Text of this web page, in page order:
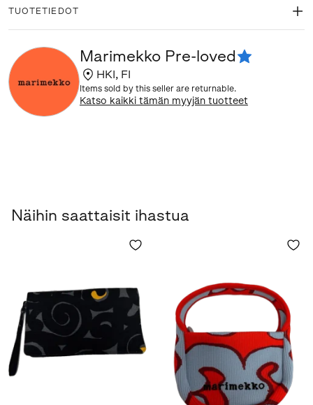
TUOTETIEDOT
Marimekko Pre-loved
HKI, FI
Items sold by this seller are returnable.
Katso kaikki tämän myyjän tuotteet
Näihin saattaisit ihastua